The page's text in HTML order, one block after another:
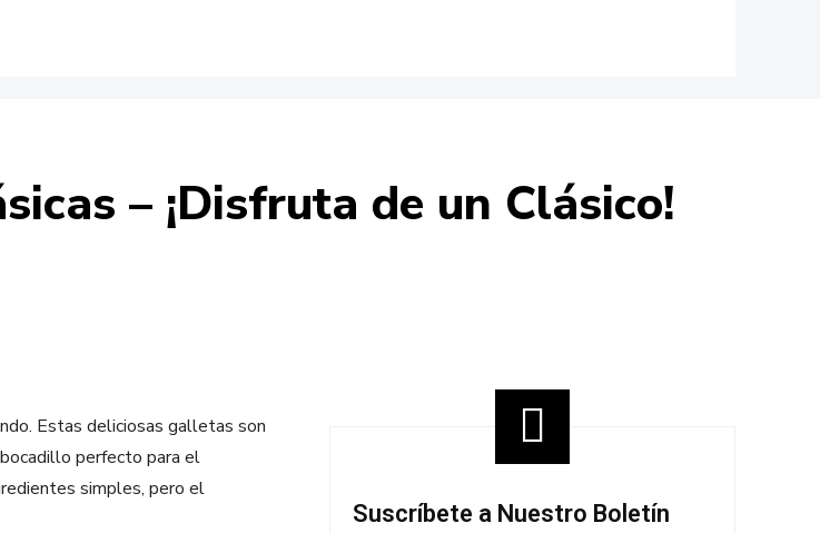
– ¡Disfruta de un Clásico!
Estas deliciosas galletas son
perfecto para el
simples, pero el
Suscríbete a Nuestro Boletín